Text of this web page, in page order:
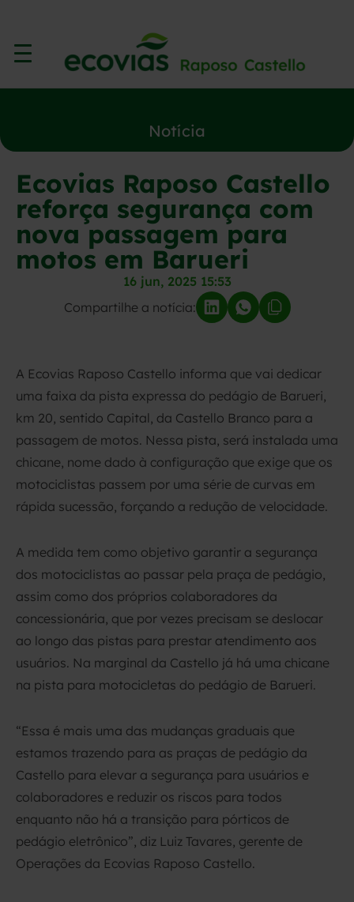
Notícia
Ecovias Raposo Castello
reforça segurança com
nova passagem para
motos em Barueri
16 jun, 2025 15:53
Compartilhe a notícia:
A Ecovias Raposo Castello informa que vai dedicar
uma faixa da pista expressa do pedágio de Barueri,
km 20, sentido Capital, da Castello Branco para a
passagem de motos. Nessa pista, será instalada uma
chicane, nome dado à configuração que exige que os
motociclistas passem por uma série de curvas em
rápida sucessão, forçando a redução de velocidade.
A medida tem como objetivo garantir a segurança
dos motociclistas ao passar pela praça de pedágio,
assim como dos próprios colaboradores da
concessionária, que por vezes precisam se deslocar
ao longo das pistas para prestar atendimento aos
usuários. Na marginal da Castello já há uma chicane
na pista para motocicletas do pedágio de Barueri.
“Essa é mais uma das mudanças graduais que
estamos trazendo para as praças de pedágio da
Castello para elevar a segurança para usuários e
colaboradores e reduzir os riscos para todos
enquanto não há a transição para pórticos de
pedágio eletrônico”, diz Luiz Tavares, gerente de
Operações da Ecovias Raposo Castello.